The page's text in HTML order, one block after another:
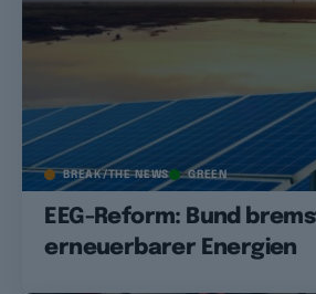
BREAK/THE NEWS GREEN
EEG-Reform: Bund
erneuerbarer Energien